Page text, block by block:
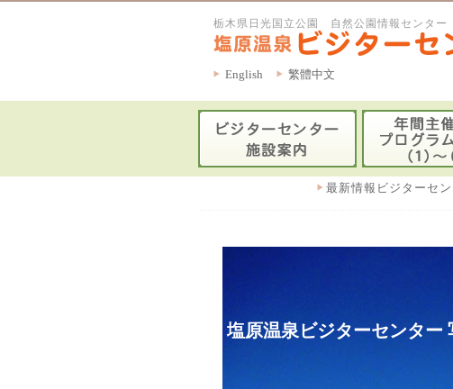
栃木県日光国立公園 自然公園情報センター
English 繁體中文
最新情報ビジターセ
塩原温泉ビジターセンター